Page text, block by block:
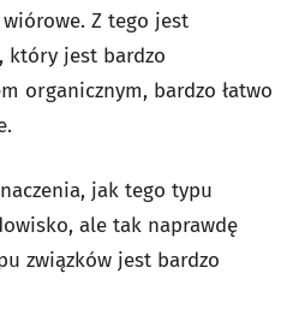
Z tego jest
który jest bardzo
organicznym, bardzo łatwo
jak tego typu
ale tak naprawdę
związków jest bardzo